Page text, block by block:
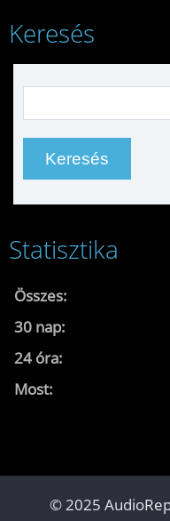
Keresés
Statisztika
Most:
Összes:
30 nap:
24 óra:
© 2025